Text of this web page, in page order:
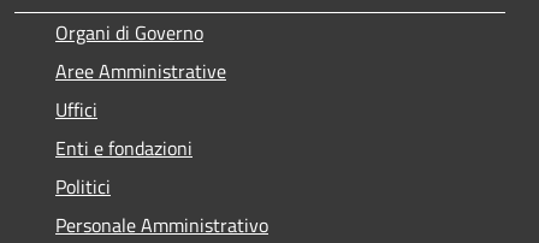
Organi di Governo
Aree Amministrative
Uffici
Enti e fondazioni
Politici
Personale Amministrativo